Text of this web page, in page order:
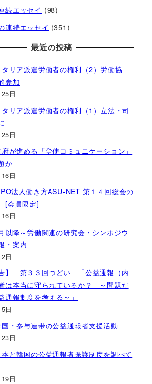
続エッセイ (98)
連続エッセイ (351)
最近の投稿
リア派遣労働者の権利（2）労働協
参加
日
リア派遣労働者の権利（1）立法・司
日
が進める「労使コミュニケーション」
か
日
法人働き方ASU-NET 第１４回総会の
[会員限定]
日
以降～労働関連の研究会・シンポジウ
・案内
日
告】 第３３回つどい 「公益通報（内
は本当に守られているか？ ～問題だ
通報制度を考える～」
日
・参与連帯の公益通報者支援活動
日
と韓国の公益通報者保護制度を調べて
日